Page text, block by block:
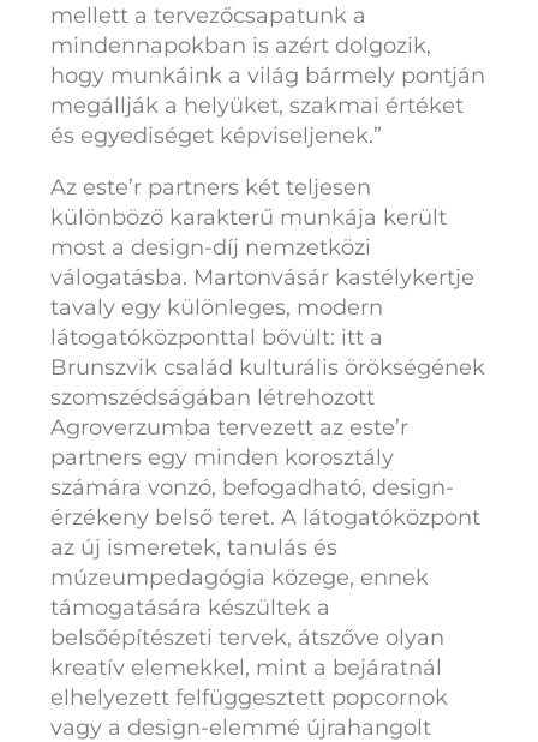
mellett a tervezőcsapatunk a
mindennapokban is azért dolgozik,
hogy munkáink a világ bármely pontján
megállják a helyüket, szakmai értéket
és egyediséget képviseljenek.”
Az este’r partners két teljesen
különböző karakterű munkája került
most a design-díj nemzetközi
válogatásba. Martonvásár kastélykertje
tavaly egy különleges, modern
látogatóközponttal bővült: itt a
Brunszvik család kulturális örökségének
szomszédságában létrehozott
Agroverzumba tervezett az este’r
partners egy minden korosztály
számára vonzó, befogadható, design-
érzékeny belső teret. A látogatóközpont
az új ismeretek, tanulás és
múzeumpedagógia közege, ennek
támogatására készültek a
belsőépítészeti tervek, átszőve olyan
kreatív elemekkel, mint a bejáratnál
elhelyezett felfüggesztett popcornok
vagy a design-elemmé újrahangolt